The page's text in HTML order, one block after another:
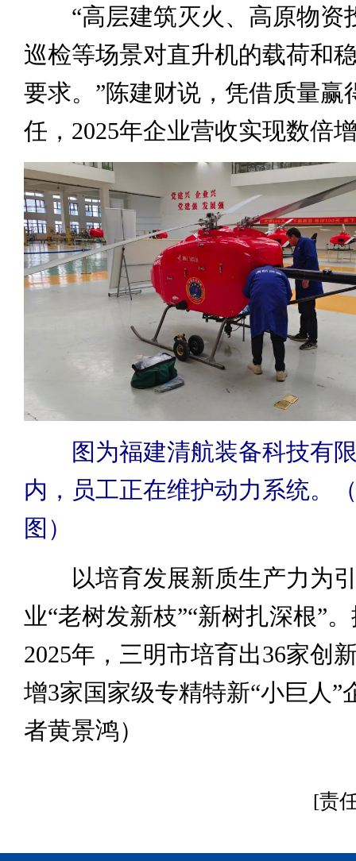
“高层建筑灭火、高原物资
巡检等场景对直升机的载荷和
要求。”陈建财说，凭借质量赢
任，2025年企业营收实现数倍
图为福建清航装备科技有
内，员工正在维护动力系统。
图）
以培育发展新质生产力为引
业“老树发新枝”“新树扎深根”
2025年，三明市培育出36家创
增3家国家级专精特新“小巨人”
者黄景鸿）
[责